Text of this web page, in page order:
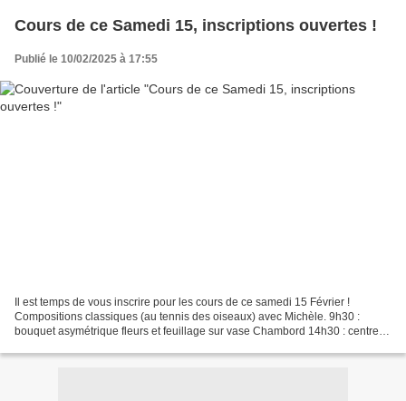
Cours de ce Samedi 15, inscriptions ouvertes !
Publié le 10/02/2025 à 17:55
Il est temps de vous inscrire pour les cours de ce samedi 15 Février !
Compositions classiques (au tennis des oiseaux) avec Michèle. 9h30 :
bouquet asymétrique fleurs et feuillage sur vase Chambord 14h30 : centre